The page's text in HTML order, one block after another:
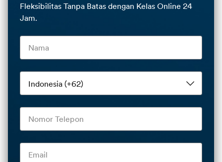
Fleksibilitas Tanpa Batas dengan Kelas Online 24
Jam.